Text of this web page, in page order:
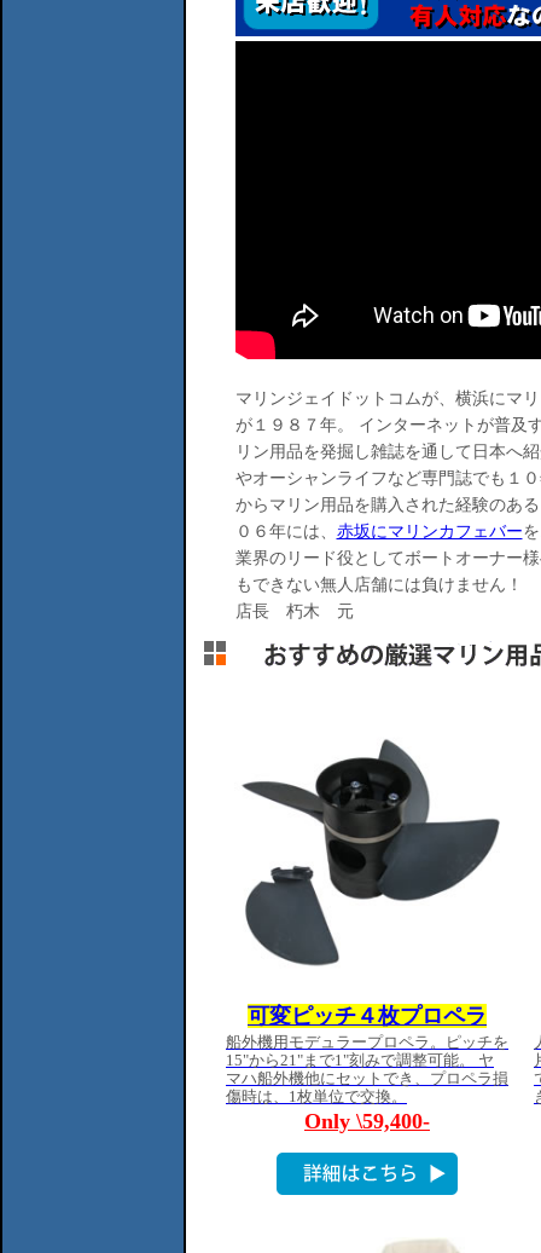
マリンジェイドットコムが、横浜にマ
が１９８７年。 インターネットが普及
リン用品を発掘し雑誌を通して日本へ
やオーシャンライフなど専門誌でも１
からマリン用品を購入された経験のあ
０６年には、 赤坂にマリンカフェバー
業界のリード役としてボートオーナー
もできない無人店舗には負けません！
店長 朽木 元